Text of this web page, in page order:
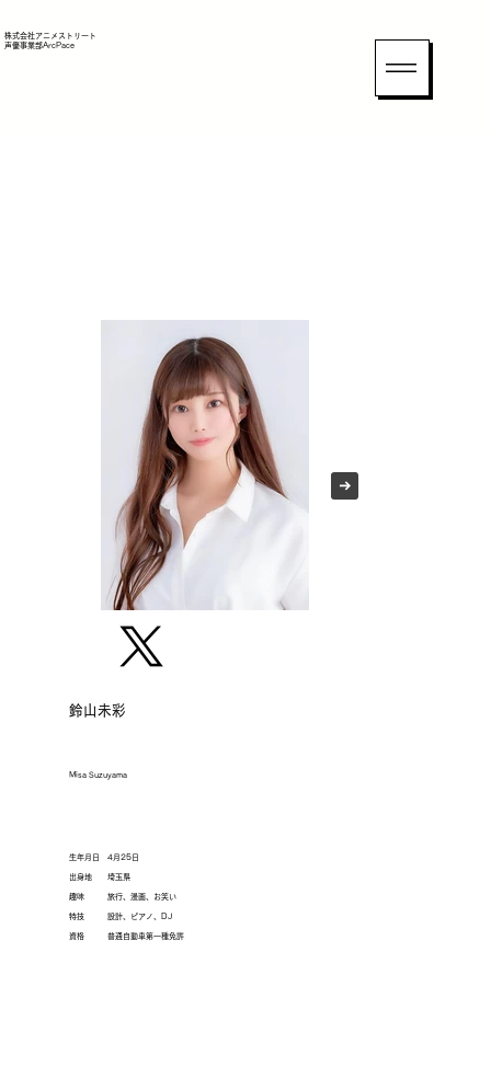
​株式会社アニメストリート
声優事業部ArcPace
Misa Suzuyama
​鈴山未彩
生年月日 4月25日
出身地 埼玉県
趣味 旅行、漫画、お笑い
特技 設計、ピアノ、DJ
資格 普通自動車第一種免許